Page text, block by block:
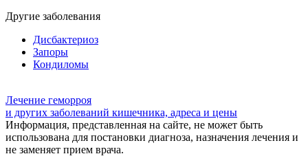
Другие заболевания
Дисбактериоз
Запоры
Кондиломы
Лечение геморроя
и других заболеваний кишечника, адреса и цены
Информация, представленная на сайте, не может быть
использована для постановки диагноза, назначения лечения и
не заменяет прием врача.